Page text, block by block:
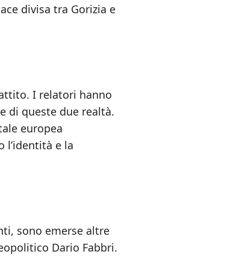
divisa tra Gorizia e
I relatori hanno
di queste due realtà.
europea
l’identità e la
sono emerse altre
Dario Fabbri.